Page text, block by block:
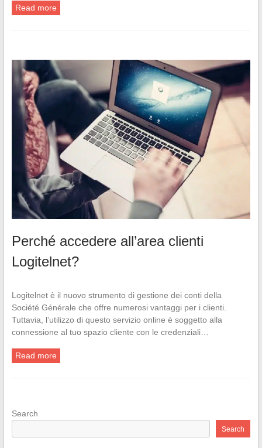
Read more
Perché accedere all’area clienti
Logitelnet?
Logitelnet è il nuovo strumento di gestione dei conti della
Société Générale che offre numerosi vantaggi per i clienti.
Tuttavia, l’utilizzo di questo servizio online è soggetto alla
connessione al tuo spazio cliente con le credenziali…
Read more
Search
Search